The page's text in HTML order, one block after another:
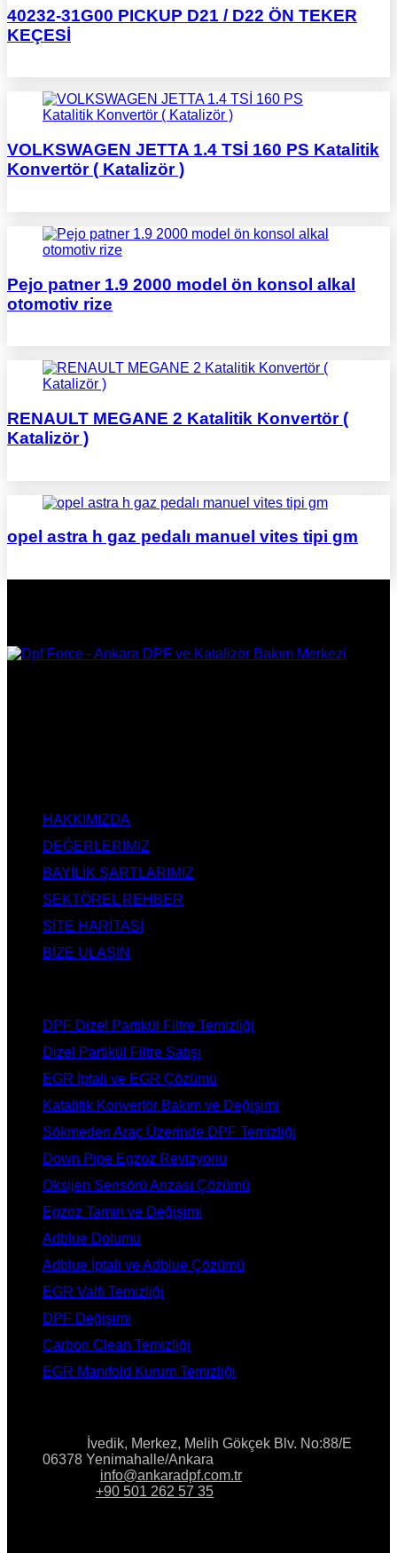
40232-31G00 PICKUP D21 / D22 ÖN TEKER
KEÇESİ
VOLKSWAGEN JETTA 1.4 TSİ 160 PS Katalitik
Konvertör ( Katalizör )
Pejo patner 1.9 2000 model ön konsol alkal
otomotiv rize
RENAULT MEGANE 2 Katalitik Konvertör (
Katalizör )
opel astra h gaz pedalı manuel vites tipi gm
HAKKIMIZDA
DEĞERLERİMİZ
BAYİLİK ŞARTLARIMIZ
SEKTÖREL REHBER
SİTE HARİTASI
BİZE ULAŞIN
DPF Dizel Partikül Filtre Temizliği
Dizel Partikül Filtre Satışı
EGR İptali ve EGR Çözümü
Katalitik Konvertör Bakım ve Değişimi
Sökmeden Araç Üzerinde DPF Temizliği
Down Pipe Egzoz Revizyonu
Oksijen Sensörü Arızası Çözümü
Egzoz Tamiri ve Değişimi
Adblue Dolumu
Adblue İptali ve Adblue Çözümü
EGR Valfi Temizliği
DPF Değişimi
Carbon Clean Temizliği
EGR Manifold Kurum Temizliği
İvedik, Merkez, Melih Gökçek Blv. No:88/E
06378 Yenimahalle/Ankara
info@ankaradpf.com.tr
+90 501 262 57 35